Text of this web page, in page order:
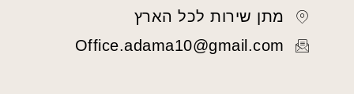
מתן שירות לכל הארץ
Office.adama10@gmail.com